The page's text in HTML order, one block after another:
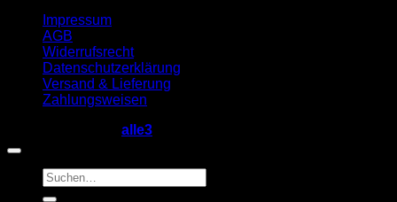
Impressum
AGB
Widerrufsrecht
Datenschutzerklärung
Versand & Lieferung
Zahlungsweisen
alle3
Suche
nach: